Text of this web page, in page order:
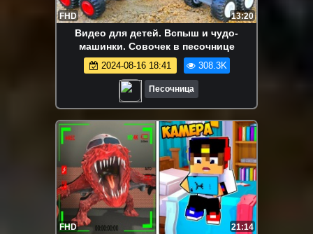
FHD 13:20
Видео для детей. Вспыш и чудо-
машинки. Совочек в песочнице
2024-08-16 18:41 308.3K
Песочница
FHD 21:14